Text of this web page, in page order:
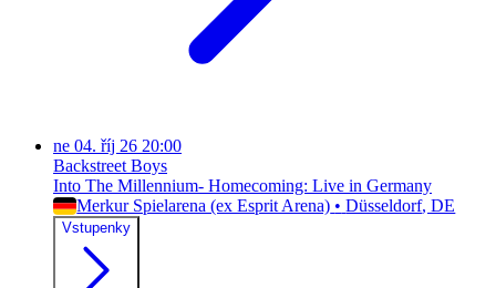
ne 04. říj 26 20:00
Backstreet Boys
Into The Millennium- Homecoming: Live in Germany
Merkur Spielarena (ex Esprit Arena) • Düsseldorf, DE
Vstupenky